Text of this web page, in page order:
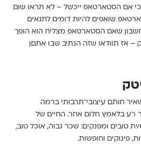
כי אם הסטארטאפ ייכשל – לא תראו שום
שואפים להיות דומים לתנאים
שאם הסטארטאפ מצליח הוא הופך
– אז תוודאו שזה הנתיב שבו אתםן
חותם עיצובי־תרבותי ברמה
רע בלאמץ חלום אחר. החיים של
טובים ומפנקים: שכר גבוה, אוכל טוב,
פינוקים וחופשות.